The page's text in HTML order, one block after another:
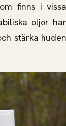
finns i vissa
oljor har
stärka huden